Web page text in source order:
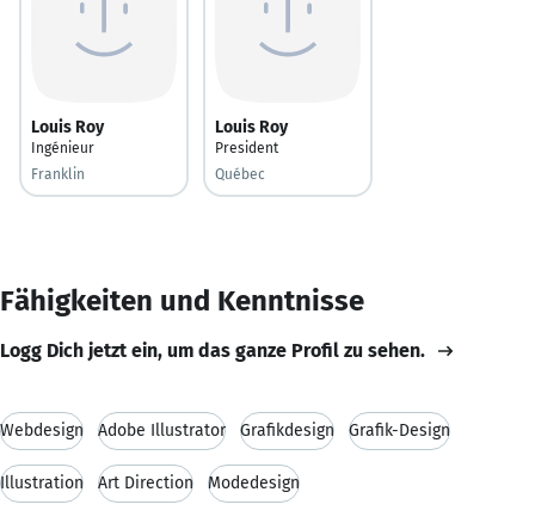
Louis Roy
Ingénieur
Franklin
Louis Roy
President
Québec
Fähigkeiten und Kenntnisse
Logg Dich jetzt ein, um das ganze Profil zu sehen.
Webdesign Adobe Illustrator Grafikdesign Grafik-Design
Illustration Art Direction Modedesign